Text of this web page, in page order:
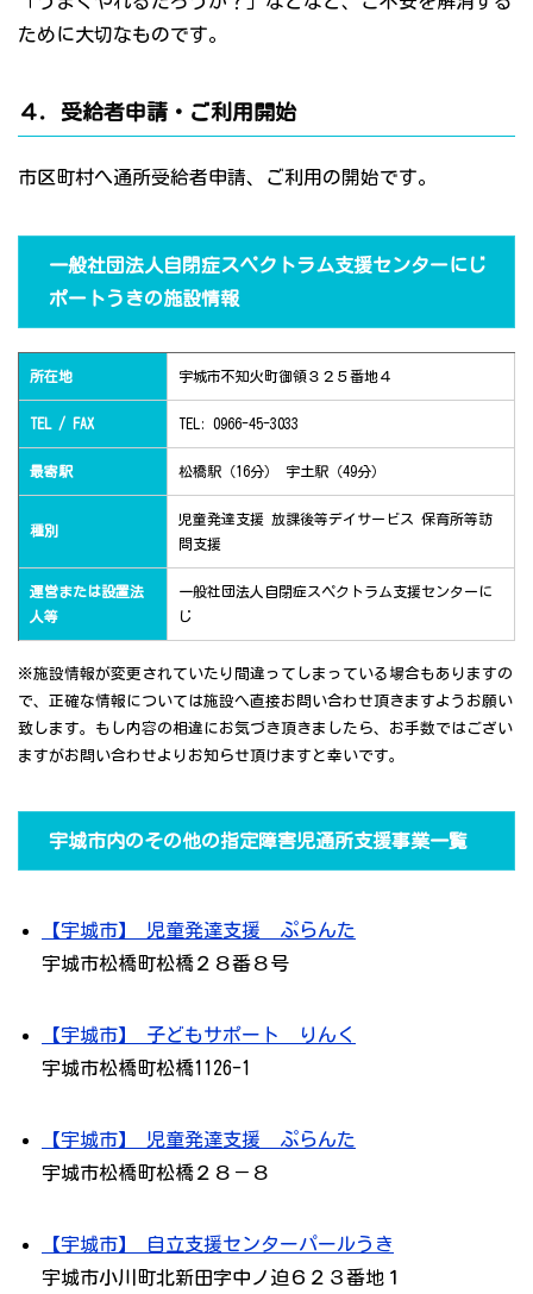
ために大切なものです。
４．受給者申請・ご利用開始
市区町村へ通所受給者申請、ご利用の開始です。
一般社団法人自閉症スペクトラム支援センターにじ
ポートうきの施設情報
所在地 宇城市不知火町御領３２５番地４
TEL / FAX TEL: 0966-45-3033
最寄駅 松橋駅（16分） 宇土駅（49分）
種別
児童発達支援 放課後等デイサービス 保育所等訪
問支援
運営または設置法
人等
一般社団法人自閉症スペクトラム支援センターに
じ
※施設情報が変更されていたり間違ってしまっている場合もありますの
で、正確な情報については施設へ直接お問い合わせ頂きますようお願い
致します。もし内容の相違にお気づき頂きましたら、お手数ではござい
ますがお問い合わせよりお知らせ頂けますと幸いです。
宇城市内のその他の指定障害児通所支援事業一覧
【宇城市】 児童発達支援 ぷらんた
宇城市松橋町松橋２８番８号
【宇城市】 子どもサポート りんく
宇城市松橋町松橋1126-1
【宇城市】 児童発達支援 ぷらんた
宇城市松橋町松橋２８－８
【宇城市】 自立支援センターパールうき
宇城市小川町北新田字中ノ迫６２３番地１